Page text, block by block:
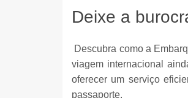
Deixe a
Descubra como a
viagem internacional
oferecer um serviço
passaporte.